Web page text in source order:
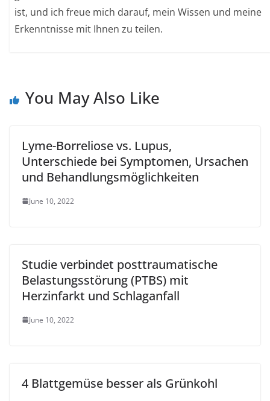
ist, und ich freue mich darauf, mein Wissen und meine
Erkenntnisse mit Ihnen zu teilen.
You May Also Like
Lyme-Borreliose vs. Lupus,
Unterschiede bei Symptomen, Ursachen
und Behandlungsmöglichkeiten
June 10, 2022
Studie verbindet posttraumatische
Belastungsstörung (PTBS) mit
Herzinfarkt und Schlaganfall
June 10, 2022
4 Blattgemüse besser als Grünkohl